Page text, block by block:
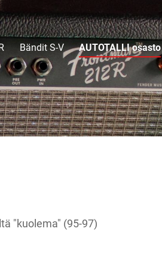
Bändit S-V
AUTOTALLI osasto
"kuolema" (95-97)